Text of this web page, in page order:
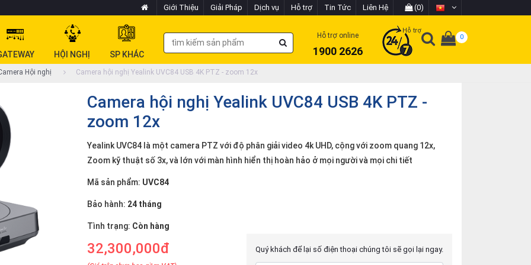
Giới Thiệu Giải Pháp Dịch vụ Hỗ trợ Tin Tức Liên Hệ (0)
HỘI NGHỊ SP KHÁC
Hỗ trợ online
1900 2626
Hỗ trợ
0
Hội nghị Camera hội nghị Yealink UVC84 USB 4K PTZ - zoom 12x
Camera hội nghị Yealink UVC84 USB 4K PTZ -
zoom 12x
Yealink UVC84 là một camera PTZ với độ phân giải video 4k UHD, cộng với zoom quang 12x,
Zoom kỹ thuật số 3x, và lớn với màn hình hiển thị hoàn hảo ở mọi người và mọi chi tiết
Mã sản phẩm: UVC84
Bảo hành: 24 tháng
Tình trạng: Còn hàng
32,300,000đ Quý khách để lại số điện thoại chúng tôi sẽ gọi lại ngay.